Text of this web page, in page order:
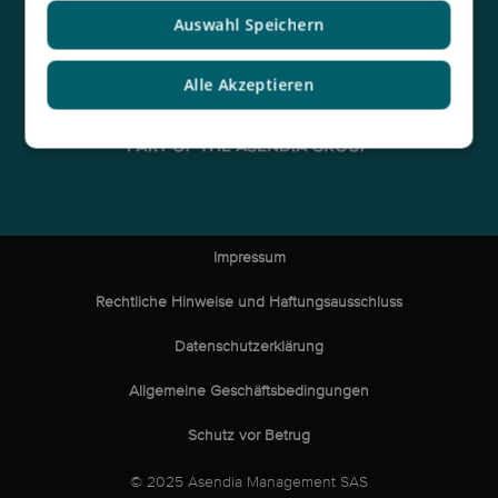
Impressum
Rechtliche Hinweise und Haftungsausschluss
Datenschutzerklärung
Allgemeine Geschäftsbedingungen
Schutz vor Betrug
© 2025 Asendia Management SAS
Auswahl Speichern
Alle Akzeptieren